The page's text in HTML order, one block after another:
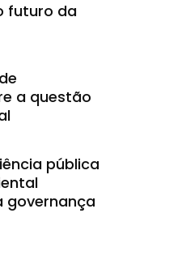
futuro da
a questão
pública
governança